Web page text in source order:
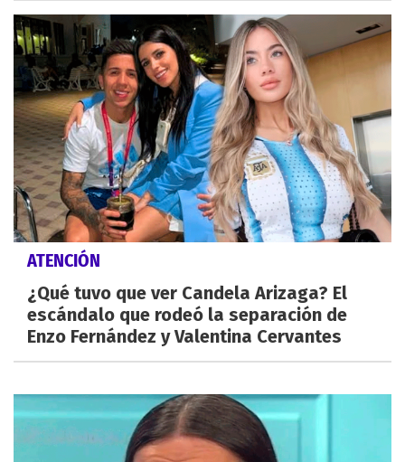
ATENCIÓN
¿Qué tuvo que ver Candela Arizaga? El
escándalo que rodeó la separación de
Enzo Fernández y Valentina Cervantes